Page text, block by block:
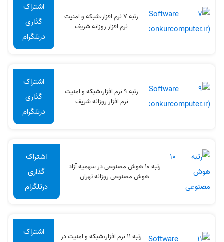
رتبه 7 نرم افزار،شبکه و امنیت
نرم افزار روزانه شریف
اشتراک
گذاری
درتلگرام
رتبه 9 نرم افزار،شبکه و امنیت
نرم افزار روزانه شریف
اشتراک
گذاری
درتلگرام
رتبه 10 هوش مصنوعی در سهميه آزاد
هوش مصنوعی روزانه تهران
اشتراک
گذاری
درتلگرام
رتبه 11 نرم افزار،شبکه و امنیت در
اشتراک